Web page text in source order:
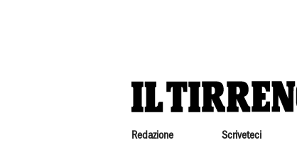
Redazione Scriveteci